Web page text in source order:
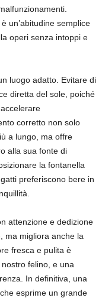
un’abitudine semplice
operi senza intoppi e
luogo adatto. Evitare di
diretta del sole, poiché
corretto non solo
a lungo, ma offre
alla sua fonte di
la fontanella
preferiscono bere in
attenzione e dedizione
ma migliora anche la
fresca e pulita è
felino, e una
In definitiva, una
esprime un grande